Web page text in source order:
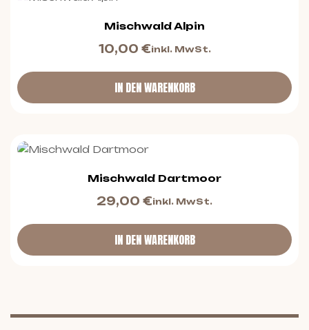
Mischwald Alpin
10,00 €inkl. MwSt.
IN DEN WARENKORB
Mischwald Dartmoor
29,00 €inkl. MwSt.
IN DEN WARENKORB